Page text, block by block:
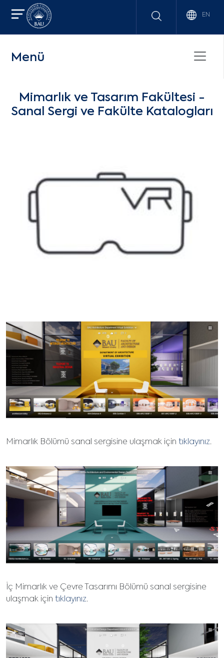
EN
Menü
Mimarlık ve Tasarım Fakültesi -
Sanal Sergi ve Fakülte Katalogları
Mimarlık Bölümü sanal sergisine ulaşmak için tıklayınız.
İç Mimarlık ve Çevre Tasarımı Bölümü sanal sergisine
ulaşmak için tıklayınız.